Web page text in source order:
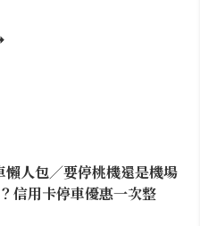
人包／要停桃機還是機場
信用卡停車優惠一次整